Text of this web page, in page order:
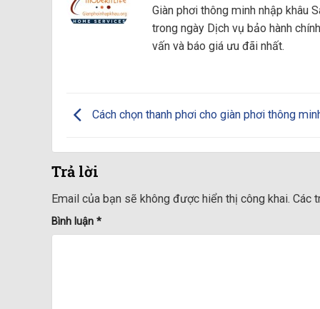
Giàn phơi thông minh nhập khâu
trong ngày Dịch vụ bảo hành
vấn và báo giá ưu đãi nhất.
Cách chọn thanh phơi cho giàn phơi thông
Trả lời
Email của bạn sẽ không được hiển thị công khai. Các
Bình luận *